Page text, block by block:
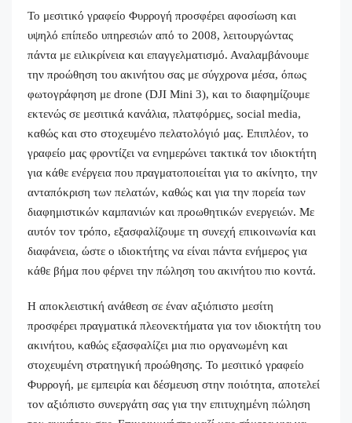
Το μεσιτικό γραφείο Φυρρογή προσφέρει αφοσίωση και
υψηλό επίπεδο υπηρεσιών από το 2008, λειτουργώντας
πάντα με ειλικρίνεια και επαγγελματισμό. Αναλαμβάνουμε
την προώθηση του ακινήτου σας με σύγχρονα μέσα, όπως
φωτογράφηση με drone (DJI Mini 3), και το διαφημίζουμε
εκτενώς σε μεσιτικά κανάλια, πλατφόρμες, social media,
καθώς και στο στοχευμένο πελατολόγιό μας. Επιπλέον, το
γραφείο μας φροντίζει να ενημερώνει τακτικά τον ιδιοκτήτη
για κάθε ενέργεια που πραγματοποιείται για το ακίνητο, την
ανταπόκριση των πελατών, καθώς και για την πορεία των
διαφημιστικών καμπανιών και προωθητικών ενεργειών. Με
αυτόν τον τρόπο, εξασφαλίζουμε τη συνεχή επικοινωνία και
διαφάνεια, ώστε ο ιδιοκτήτης να είναι πάντα ενήμερος για
κάθε βήμα που φέρνει την πώληση του ακινήτου πιο κοντά.
Η αποκλειστική ανάθεση σε έναν αξιόπιστο μεσίτη
προσφέρει πραγματικά πλεονεκτήματα για τον ιδιοκτήτη του
ακινήτου, καθώς εξασφαλίζει μια πιο οργανωμένη και
στοχευμένη στρατηγική προώθησης. Το μεσιτικό γραφείο
Φυρρογή, με εμπειρία και δέσμευση στην ποιότητα, αποτελεί
τον αξιόπιστο συνεργάτη σας για την επιτυχημένη πώληση